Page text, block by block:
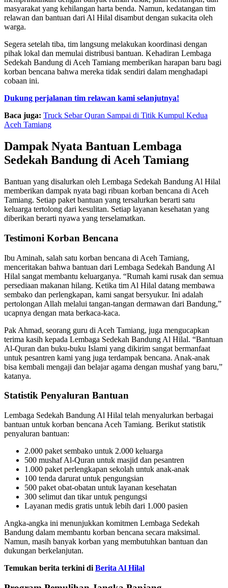
masyarakat yang kehilangan harta benda. Namun, kedatangan tim
relawan dan bantuan dari Al Hilal disambut dengan sukacita oleh
warga.
Segera setelah tiba, tim langsung melakukan koordinasi dengan
pihak lokal dan memulai distribusi bantuan. Kehadiran Lembaga
Sedekah Bandung di Aceh Tamiang memberikan harapan baru bagi
korban bencana bahwa mereka tidak sendiri dalam menghadapi
cobaan ini.
Dukung perjalanan tim relawan kami selanjutnya!
Baca juga: Truck Sebar Quran Sampai di Titik Kumpul Kedua
Aceh Tamiang
Dampak Nyata Bantuan Lembaga
Sedekah Bandung di Aceh Tamiang
Bantuan yang disalurkan oleh Lembaga Sedekah Bandung Al Hilal
memberikan dampak nyata bagi ribuan korban bencana di Aceh
Tamiang. Setiap paket bantuan yang tersalurkan berarti satu
keluarga tertolong dari kesulitan. Setiap layanan kesehatan yang
diberikan berarti nyawa yang terselamatkan.
Testimoni Korban Bencana
Ibu Aminah, salah satu korban bencana di Aceh Tamiang,
menceritakan bahwa bantuan dari Lembaga Sedekah Bandung Al
Hilal sangat membantu keluarganya. “Rumah kami rusak dan semua
persediaan makanan hilang. Ketika tim Al Hilal datang membawa
sembako dan perlengkapan, kami sangat bersyukur. Ini adalah
pertolongan Allah melalui tangan-tangan dermawan dari Bandung,”
ucapnya dengan mata berkaca-kaca.
Pak Ahmad, seorang guru di Aceh Tamiang, juga mengucapkan
terima kasih kepada Lembaga Sedekah Bandung Al Hilal. “Bantuan
Al-Quran dan buku-buku Islami yang dikirim sangat bermanfaat
untuk pesantren kami yang juga terdampak bencana. Anak-anak
bisa kembali mengaji dan belajar agama dengan mushaf yang baru,”
katanya.
Statistik Penyaluran Bantuan
Lembaga Sedekah Bandung Al Hilal telah menyalurkan berbagai
bantuan untuk korban bencana Aceh Tamiang. Berikut statistik
penyaluran bantuan:
2.000 paket sembako untuk 2.000 keluarga
500 mushaf Al-Quran untuk masjid dan pesantren
1.000 paket perlengkapan sekolah untuk anak-anak
100 tenda darurat untuk pengungsian
500 paket obat-obatan untuk layanan kesehatan
300 selimut dan tikar untuk pengungsi
Layanan medis gratis untuk lebih dari 1.000 pasien
Angka-angka ini menunjukkan komitmen Lembaga Sedekah
Bandung dalam membantu korban bencana secara maksimal.
Namun, masih banyak korban yang membutuhkan bantuan dan
dukungan berkelanjutan.
Temukan berita terkini di Berita Al Hilal